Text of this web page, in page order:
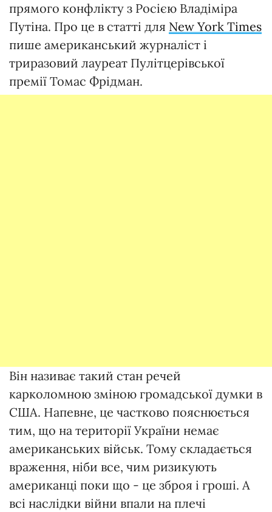
прямого конфлікту з Росією Владіміра
Путіна. Про це в статті для New York Times
пише американський журналіст і
триразовий лауреат Пулітцерівської
премії Томас Фрідман.
Він називає такий стан речей
карколомною зміною громадської думки в
США. Напевне, це частково пояснюється
тим, що на території України немає
американських військ. Тому складається
враження, ніби все, чим ризикують
американці поки що - це зброя і гроші. А
всі наслідки війни впали на плечі